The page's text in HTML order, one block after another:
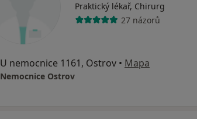
Praktický lékař, Chirurg
27 názorů
U nemocnice 1161, Ostrov • Mapa
Nemocnice Ostrov